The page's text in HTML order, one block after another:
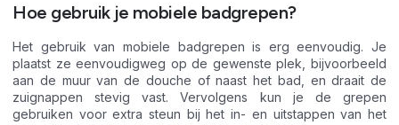
Hoe gebruik je mobiele badgrepen?
Het gebruik van mobiele badgrepen is erg eenvoudig. Je
plaatst ze eenvoudigweg op de gewenste plek, bijvoorbeeld
aan de muur van de douche of naast het bad, en draait de
zuignappen stevig vast. Vervolgens kun je de grepen
gebruiken voor extra steun bij het in- en uitstappen van het